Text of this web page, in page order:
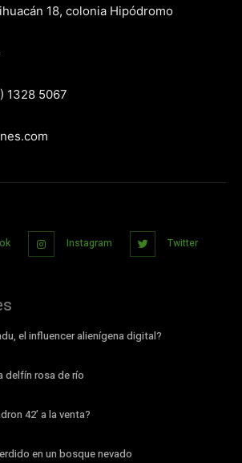
18, colonia Hipódromo
1328 5067
Instagram Twitter
el influencer alienígena digital?
delfín rosa de río
42’ a la venta?
en un bosque nevado